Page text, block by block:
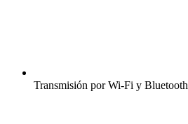
Transmisión por Wi-Fi y Bluetooth